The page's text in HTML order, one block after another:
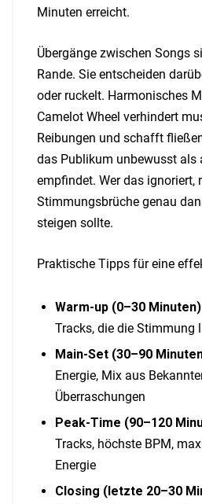
Minuten erreicht.
Übergänge zwischen Songs
Rande. Sie entscheiden
oder ruckelt. Harmonisches
Camelot Wheel verhindert
Reibungen und schafft
das Publikum unbewusst als
empfindet. Wer das ignoriert,
Stimmungsbrüche genau
steigen sollte.
Praktische Tipps für eine
Warm-up (0–30
Tracks, die die Stimmung
Main-Set (30–90
Energie, Mix aus
Überraschungen
Peak-Time (90–120
Tracks, höchste BPM,
Energie
Closing (letzte 20–30